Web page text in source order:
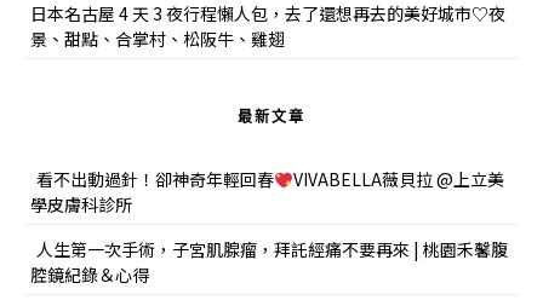
日本名古屋 4 天 3 夜行程懶人包，去了還想再去的美好城市♡夜
景、甜點、合掌村、松阪牛、雞翅
最新文章
看不出動過針！卻神奇年輕回春
VIVABELLA薇貝拉 @上立美
學皮膚科診所
人生第一次手術，子宮肌腺瘤，拜託經痛不要再來 | 桃園禾馨腹
腔鏡紀錄＆心得